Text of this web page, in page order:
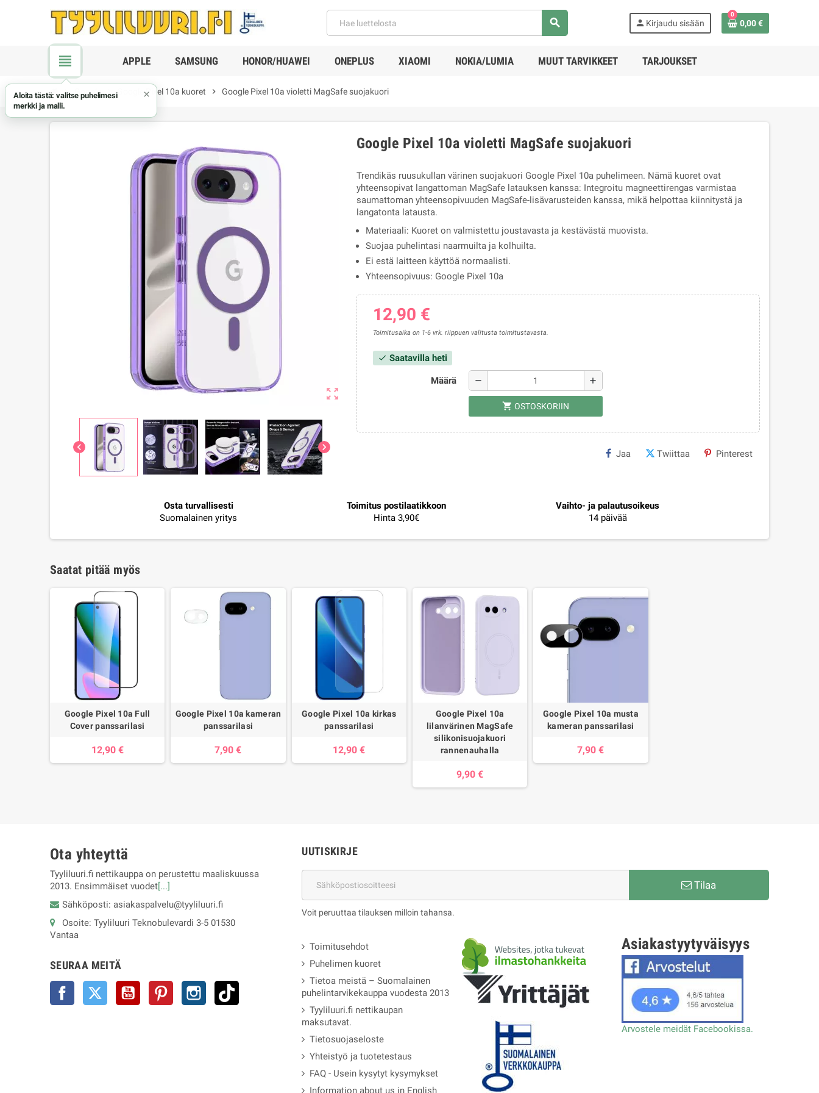
search person Kirjaudu sisään
0
0,00 €
view_headline APPLE SAMSUNG HONOR/HUAWEI ONEPLUS XIAOMI NOKIA/LUMIA MUUT TARVIKKEET TARJOUKSET
chevron_right Google Google Pixel 10a kuoret chevron_right Google Pixel 10a violetti MagSafe suojakuori
zoom_out_map
chevron_left chevron_right
Google Pixel 10a violetti MagSafe suojakuori
Trendikäs ruusukullan värinen suojakuori Google Pixel 10a puhelimeen. Nämä kuoret ovat
yhteensopivat langattoman MagSafe latauksen kanssa: Integroitu magneettirengas varmistaa
saumattoman yhteensopivuuden MagSafe-lisävarusteiden kanssa, mikä helpottaa kiinnitystä ja
langatonta latausta.
Materiaali: Kuoret on valmistettu joustavasta ja kestävästä muovista.
Suojaa puhelintasi naarmuilta ja kolhuilta.
Ei estä laitteen käyttöä normaalisti.
Yhteensopivuus: Google Pixel 10a
12,90 €
Toimitusaika on 1-6 vrk. riippuen valitusta toimitustavasta.
check Saatavilla heti
Määrä remove add
shopping_cart OSTOSKORIIN
Jaa Twiittaa Pinterest
Osta turvallisesti
Suomalainen yritys
Toimitus postilaatikkoon
Hinta 3,90€
Vaihto- ja palautusoikeus
14 päivää
Saatat pitää myös
Google Pixel 10a Full
Cover panssarilasi
12,90 €
Google Pixel 10a kameran
panssarilasi
7,90 €
Google Pixel 10a kirkas
panssarilasi
12,90 €
Google Pixel 10a
lilanvärinen MagSafe
silikonisuojakuori
rannenauhalla
9,90 €
Google Pixel 10a musta
kameran panssarilasi
7,90 €
Ota yhteyttä
Tyyliluuri.fi nettikauppa on perustettu maaliskuussa
2013. Ensimmäiset vuodet [...]
Sähköposti: asiakaspalvelu@tyyliluuri.fi
Osoite: Tyyliluuri Teknobulevardi 3-5 01530
Vantaa
SEURAA MEITÄ
Facebook Twitter YouTube Pinterest Instagram
UUTISKIRJE
Tilaa
Voit peruuttaa tilauksen milloin tahansa.
Toimitusehdot
Puhelimen kuoret
Tietoa meistä – Suomalainen
puhelintarvikekauppa vuodesta 2013
Tyyliluuri.fi nettikaupan
maksutavat.
Tietosuojaseloste
Yhteistyö ja tuotetestaus
FAQ - Usein kysytyt kysymykset
Information about us in English
Asiakastyytyväisyys
Arvostele meidät Facebookissa.
Aloita tästä: valitse puhelimesi
merkki ja malli.
×